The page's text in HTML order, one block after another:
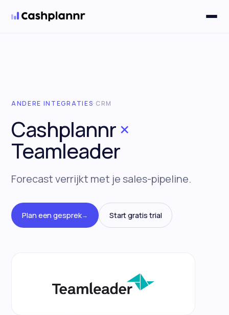
ANDERE INTEGRATIES· CRM
Cashplannr×
Teamleader
Forecast verrijkt met je sales-pipeline.
Plan een gesprek→ Start gratis trial